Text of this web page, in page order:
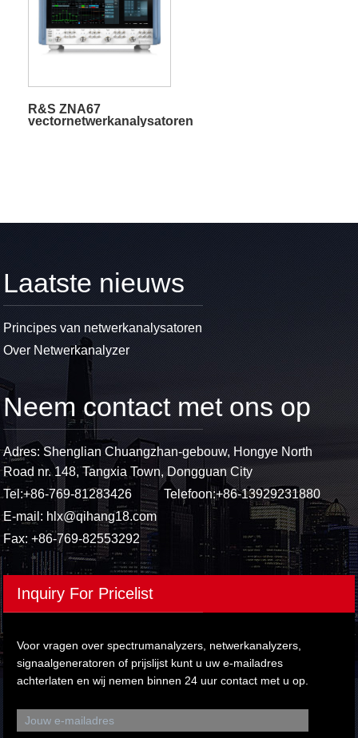
R&S ZNA67
vectornetwerkanalysatoren
Laatste nieuws
Principes van netwerkanalysatoren
Over Netwerkanalyzer
Neem contact met ons op
Adres: Shenglian Chuangzhan-gebouw, Hongye North
Road nr. 148, Tangxia Town, Dongguan City
Tel:+86-769-81283426 Telefoon:+86-13929231880
E-mail: hlx@qihang18.com
Fax: +86-769-82553292
Inquiry For Pricelist
Voor vragen over spectrumanalyzers, netwerkanalyzers,
signaalgeneratoren of prijslijst kunt u uw e-mailadres
achterlaten en wij nemen binnen 24 uur contact met u op.